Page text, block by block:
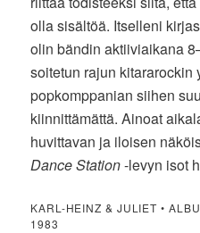
olla sisältöä. Itselleni
olin bändin aktiiviaikana
soitetun rajun kitararockin
popkomppanian siihen
kiinnittämättä. Ainoat
huvittavan ja iloisen
Dance Station-levyn isot
KARL-HEINZ & JULIET •
1983